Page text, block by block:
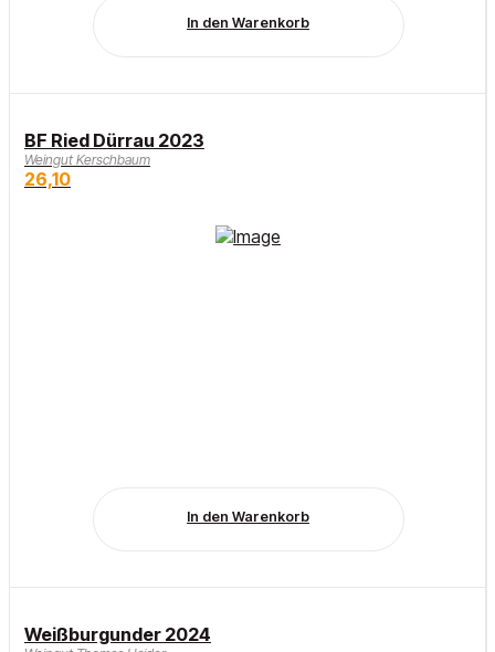
In den Warenkorb
BF Ried Dürrau 2023
Weingut Kerschbaum
26,10
In den Warenkorb
Weißburgunder 2024